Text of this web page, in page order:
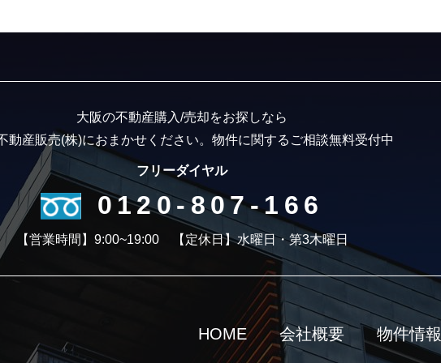
大阪の不動産購入/売却をお探しなら
動産販売(株)におまかせください。 物件に関するご相談無料受付中
フリーダイヤル
0120-807-166
【営業時間】9:00~19:00 【定休日】水曜日・第3木曜日
HOME 会社概要 物件情報